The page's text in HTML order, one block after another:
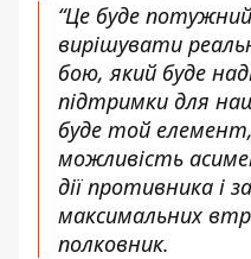
“Це буде
вирішувати
бою, який буде
підтримки для
буде той
можливість
дії противника і
максимальних
полковник.